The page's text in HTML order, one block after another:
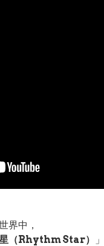
界中，
（Rhythm Star）